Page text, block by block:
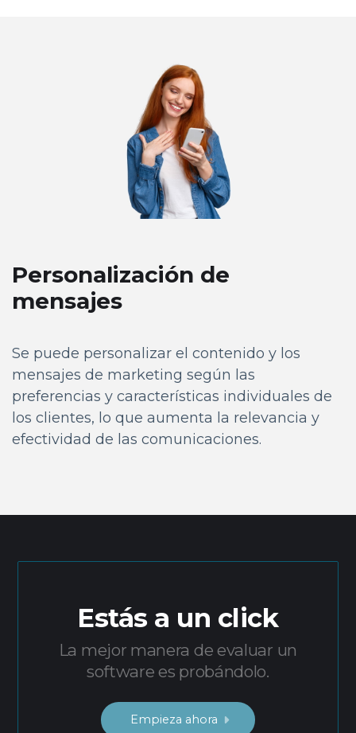
Personalización de
mensajes
Se puede personalizar el contenido y los
mensajes de marketing según las
preferencias y características individuales de
los clientes, lo que aumenta la relevancia y
efectividad de las comunicaciones.
Estás a un click
La mejor manera de evaluar un
software es probándolo.
Empieza ahora